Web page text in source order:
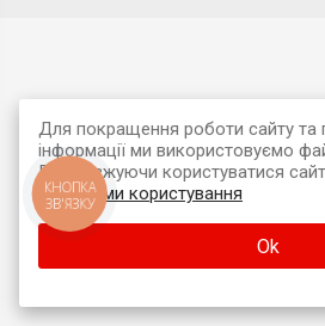
Для покращення роботи сайту та
інформації ми використовуємо
Продовжуючи користуватися
зумовами користування
Ok
КНОПКА
ЗВ'ЯЗКУ